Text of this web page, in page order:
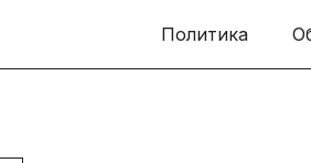
Политика